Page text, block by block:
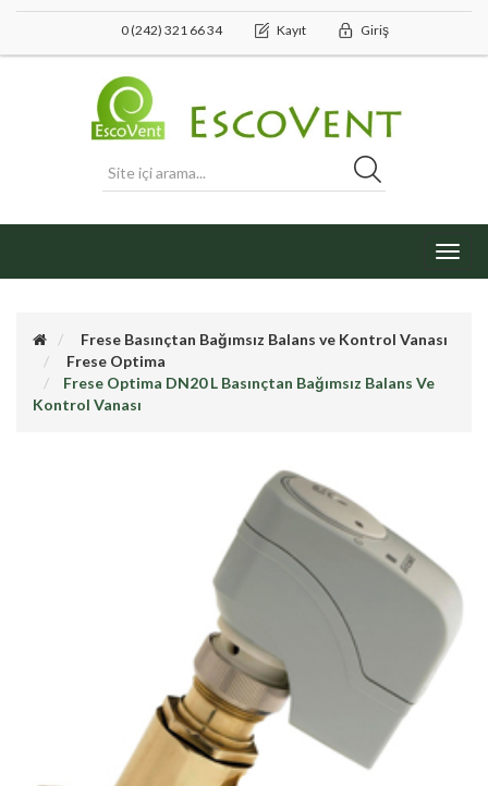
0 (242) 321 66 34 Kayıt Giriş
Frese Basınçtan Bağımsız Balans ve Kontrol Vanası
Frese Optima
Frese Optima DN20 L Basınçtan Bağımsız Balans Ve
Kontrol Vanası